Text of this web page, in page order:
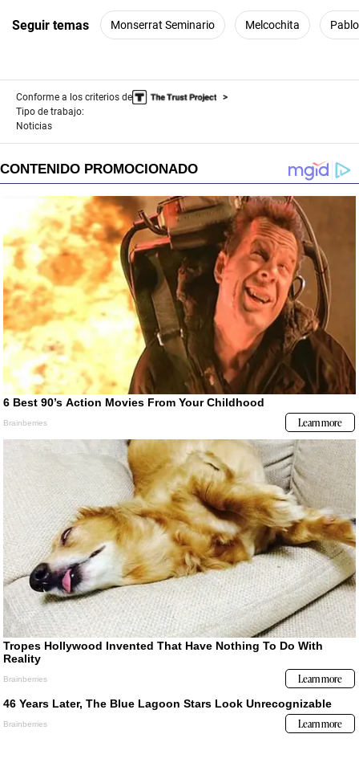
Seguir temas Monserrat Seminario Melcochita
Conforme a los criterios de
Tipo de trabajo:
Noticias